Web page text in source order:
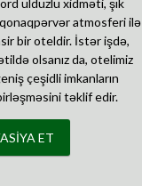
ulduzlu xidməti, şık
atmosferi ilə
bir oteldir. İstər işdə,
olsanız da, otelimiz
çeşidli imkanların
təklif edir.
ET